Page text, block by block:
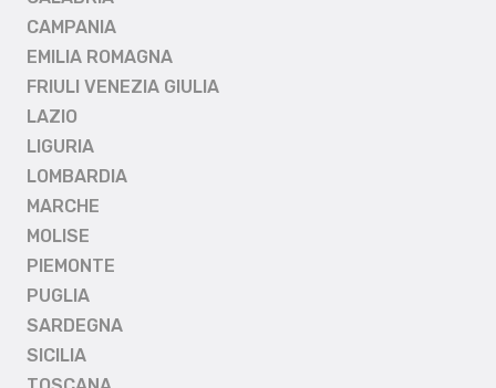
CAMPANIA
EMILIA ROMAGNA
FRIULI VENEZIA GIULIA
LAZIO
LIGURIA
LOMBARDIA
MARCHE
MOLISE
PIEMONTE
PUGLIA
SARDEGNA
SICILIA